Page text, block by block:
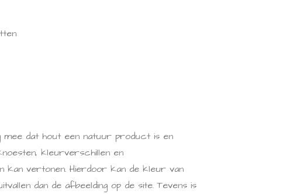
mee dat hout een natuur product is en
kleurverschillen en
kan vertonen. Hierdoor kan de kleur van
dan de afbeelding op de site. Tevens is